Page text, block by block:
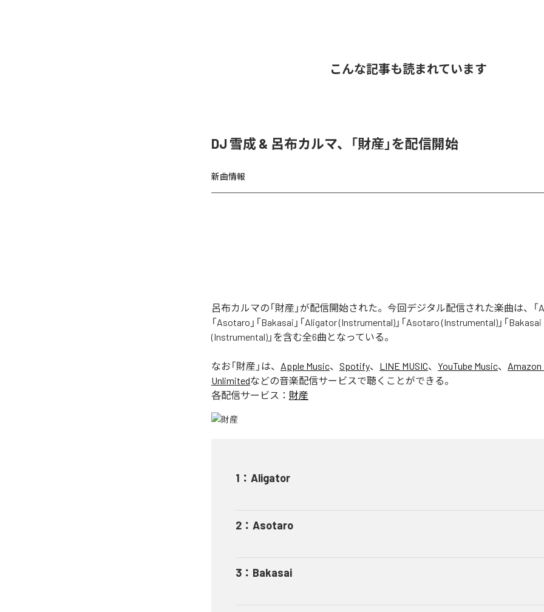
こんな記事も読まれています
DJ 雪成 & 呂布カルマ、「財産」を配信開始
新曲情報
呂布カルマの「財産」が配信開始された。今回デジタル配信された楽曲は、「
「Asotaro」「Bakasai」「Aligator (Instrumental)」「Asotaro (Instrumental)」「Bakasai
(Instrumental)」を含む全6曲となっている。
なお「財産 」は、 Apple Music、 Spotify、 LINE MUSIC、 YouTube Music、 Amazon
Unlimitedなどの音楽配信サービスで聴くことができる。
各配信サービス： 財産
1 ： Aligator
2 ： Asotaro
3 ： Bakasai